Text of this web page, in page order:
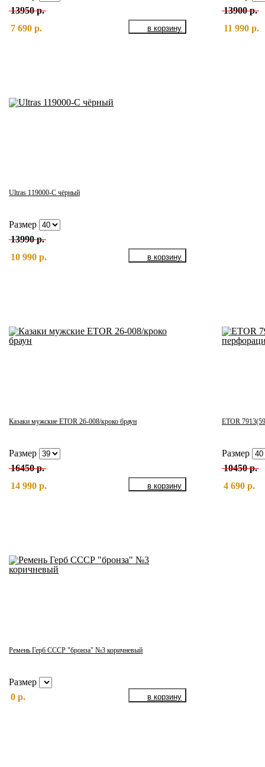
13950 р.
7 690 р.
13900 р.
11 990 р.
Ultras 119000-С чёрный
Размер
13990 р.
10 990 р.
Казаки мужские ETOR 26-008/кроко браун
Размер
16450 р.
14 990 р.
ETOR
Размер
10450 р.
4 690 р.
Ремень Герб СССР "бронза" №3 коричневый
Размер
0 р.